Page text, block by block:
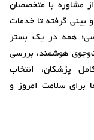
مشاوره با متخصصان
گرفته تا خدمات
همه در یک بستر
هوشمند، بررسی
پزشکان، انتخاب
برای سلامت امروز و